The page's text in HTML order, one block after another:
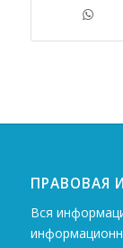
ПРАВОВАЯ
Вся